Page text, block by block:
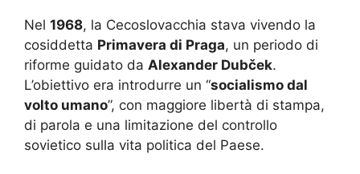
Nel 1968, la Cecoslovacchia stava vivendo la
cosiddetta Primavera di Praga, un periodo di
riforme guidato da Alexander Dubček.
L’obiettivo era introdurre un “socialismo dal
volto umano”, con maggiore libertà di stampa,
di parola e una limitazione del controllo
sovietico sulla vita politica del Paese.